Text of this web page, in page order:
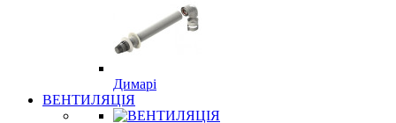
Димарі
ВЕНТИЛЯЦІЯ